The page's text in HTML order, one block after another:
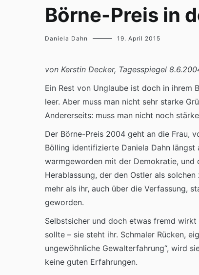
Börne-Preis in
Daniela Dahn 19. April 2015
von Kerstin Decker, Tagesspiegel
Ein Rest von Unglaube ist doch in ihrem
leer. Aber muss man nicht sehr starke
Andererseits: muss man nicht noch
Der Börne-Preis 2004 geht an die Frau,
Bölling identifizierte Daniela Dahn
warmgeworden mit der Demokratie, und
Herablassung, der den Ostler als
mehr als ihr, auch über die Verfassung,
geworden.
Selbstsicher und doch etwas fremd
sollte – sie steht ihr. Schmaler Rücken,
ungewöhnliche Gewalterfahrung“, wird
keine guten Erfahrungen.